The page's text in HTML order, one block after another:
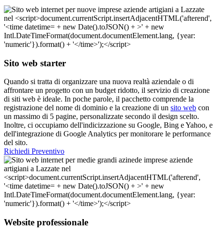
Sito web starter
Quando si tratta di organizzare una nuova realtà aziendale o di
affrontare un progetto con un budget ridotto, il servizio di creazione
di siti web è ideale. In poche parole, il pacchetto comprende la
registrazione del nome di dominio e la creazione di un sito web con
un massimo di 5 pagine, personalizzate secondo il design scelto.
Inoltre, ci occupiamo dell'indicizzazione su Google, Bing e Yahoo, e
dell'integrazione di Google Analytics per monitorare le performance
del sito.
Richiedi Preventivo
Website professionale